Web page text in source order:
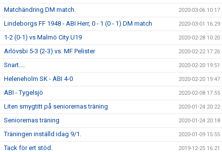
Matchändring DM match. 2020-03-06 10:17
Lindeborgs FF 1948 - ABI Herr, 0 - 1 (0 - 1) DM match 2020-03-01 16:29
1-2 (0-1) vs Malmö City U19 2020-02-28 10:20
Arlövsbi 5-3 (2-3) vs. MF Pelister 2020-02-22 17:26
Snart.... 2020-02-20 19:51
Heleneholm SK - ABI 4-0 2020-02-20 19:47
ABI - Tygelsjö 2020-02-08 17:55
Liten smygtitt på seniorernas träning 2020-01-24 20:22
Seniorernas träning 2020-01-24 20:18
Träningen inställd idag 9/1. 2020-01-09 15:55
Tack för ert stöd. 2019-12-25 16:21